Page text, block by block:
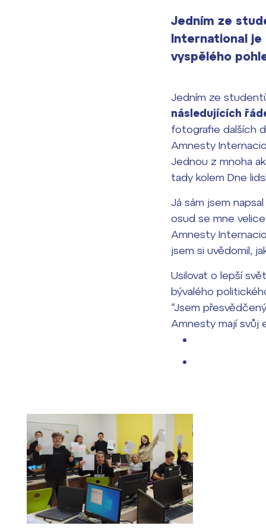
Jedním ze
International je
vyspělého
Jedním ze
následujících
fotografie dalších
Amnesty
Jednou z mnoha
tady kolem Dne
Já sám jsem
osud se mne
Amnesty
jsem si uvědomil,
Usilovat o lepší
bývalého
“Jsem
Amnesty mají svůj